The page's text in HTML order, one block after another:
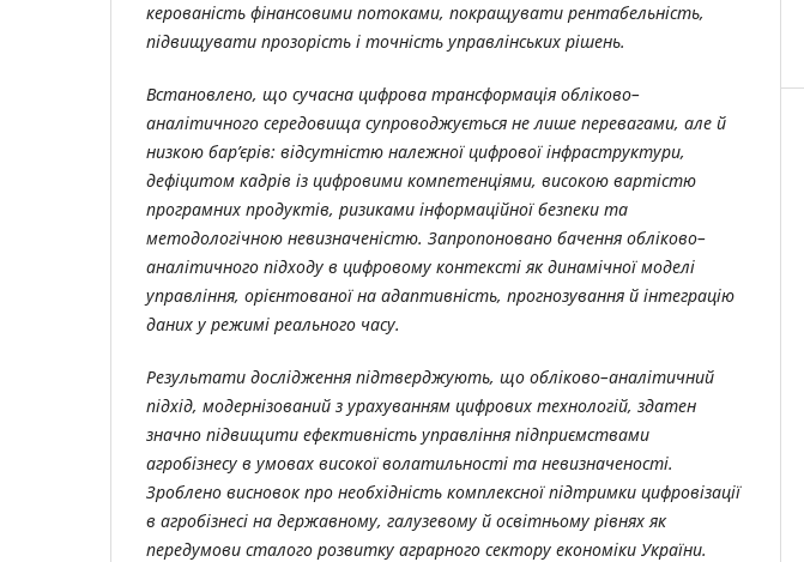
керованість фінансовими потоками, покращувати рентабельність,
підвищувати прозорість і точність управлінських рішень.
Встановлено, що сучасна цифрова трансформація обліково–
аналітичного середовища супроводжується не лише перевагами, але й
низкою бар’єрів: відсутністю належної цифрової інфраструктури,
дефіцитом кадрів із цифровими компетенціями, високою вартістю
програмних продуктів, ризиками інформаційної безпеки та
методологічною невизначеністю. Запропоновано бачення обліково–
аналітичного підходу в цифровому контексті як динамічної моделі
управління, орієнтованої на адаптивність, прогнозування й інтеграцію
даних у режимі реального часу.
Результати дослідження підтверджують, що обліково–аналітичний
підхід, модернізований з урахуванням цифрових технологій, здатен
значно підвищити ефективність управління підприємствами
агробізнесу в умовах високої волатильності та невизначеності.
Зроблено висновок про необхідність комплексної підтримки цифровізації
в агробізнесі на державному, галузевому й освітньому рівнях як
передумови сталого розвитку аграрного сектору економіки України.